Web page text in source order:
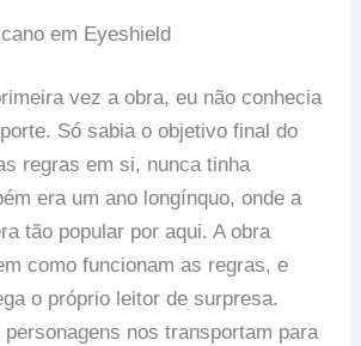
em Eyeshield
vez a obra, eu não conhecia
Só sabia o objetivo final do
regras em si, nunca tinha
era um ano longínquo, onde a
tão popular por aqui. A obra
como funcionam as regras, e
o próprio leitor de surpresa.
personagens nos transportam para